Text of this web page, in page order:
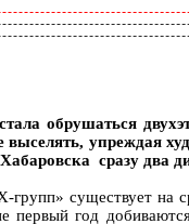
обрушаться
упреждая
сразу два
существует
год